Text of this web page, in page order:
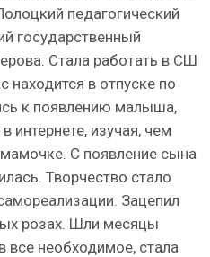
педагогический
государственный
Стала работать в СШ
в отпуске по
к появлению малыша,
интернете, изучая, чем
С появление сына
Творчество стало
Зацепил
розах. Шли месяцы
все необходимое, стала